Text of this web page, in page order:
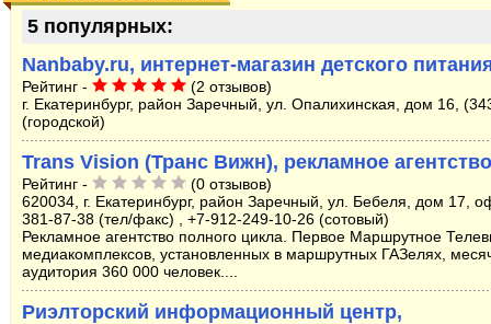
5 популярных:
Nanbaby.ru, интернет-магазин детского
Рейтинг -
(2 отзывов)
г. Екатеринбург, район Заречный, ул. Опалихинская, дом 16,
(городской)
Trans Vision (Транс Вижн), рекламное агентство
Рейтинг -
(0 отзывов)
620034, г. Екатеринбург, район Заречный, ул. Бебеля, дом 17,
381-87-38 (тел/факс) , +7-912-249-10-26 (сотовый)
Рекламное агентство полного цикла. Первое Маршрутное
медиакомплексов, установленных в маршрутных ГАЗелях,
аудитория 360 000 человек....
Риэлторский информационный центр,